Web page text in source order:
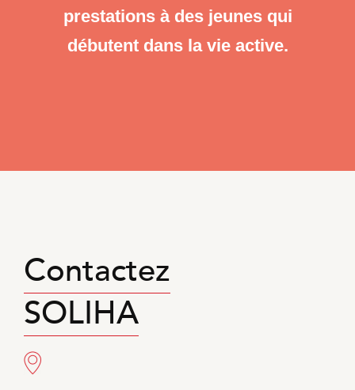
prestations à des jeunes qui
débutent dans la vie active.
Contactez
SOLIHA